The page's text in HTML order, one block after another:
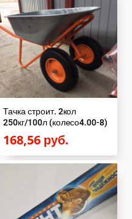
Тачка строит. 2кол
250кг/100л (колесо4.00-8)
168,56 руб.